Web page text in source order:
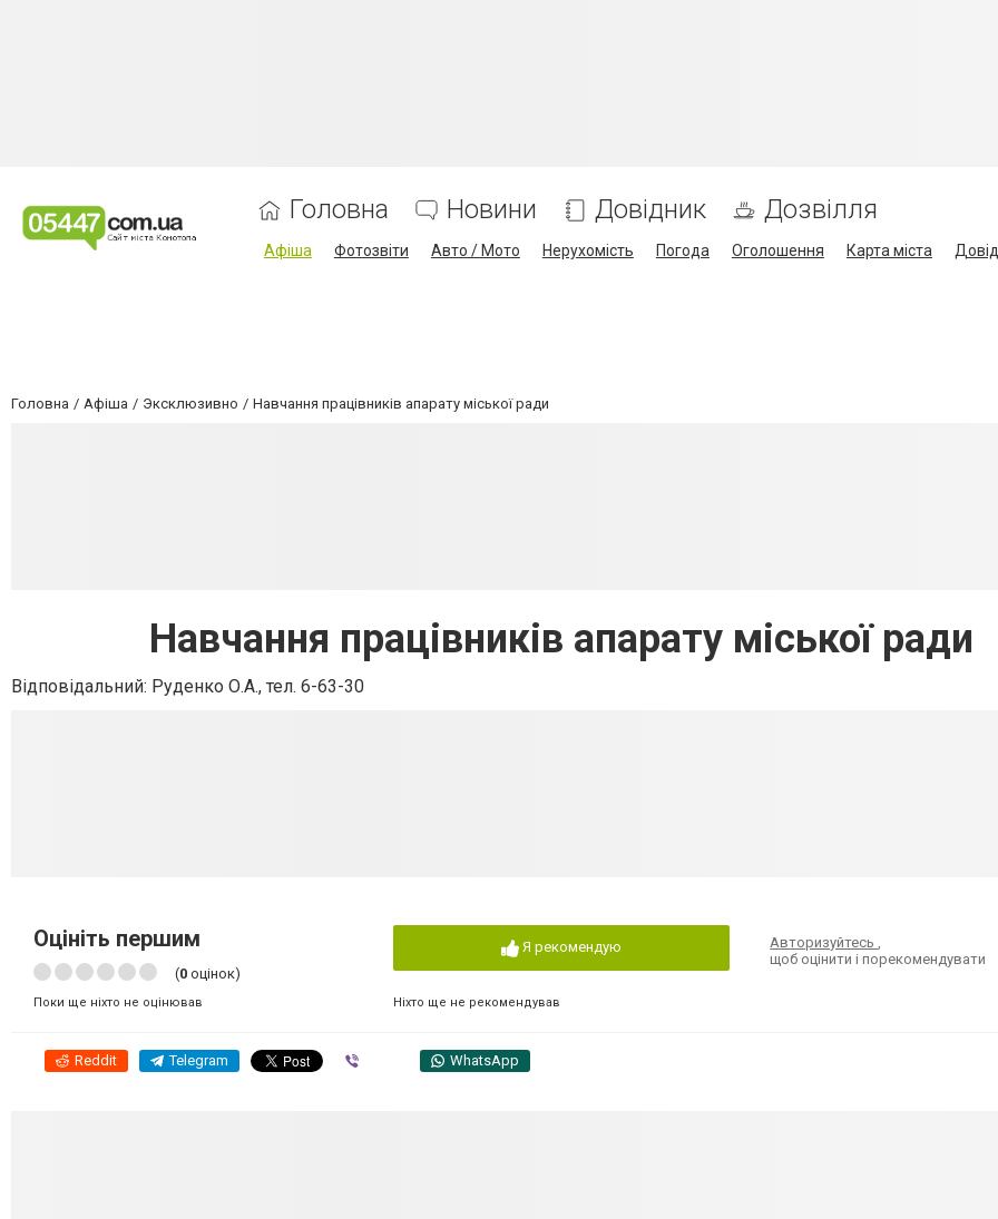
Головна Новини Довідник Дозвілля
Афіша Фотозвіти Авто / Мото Нерухомість Погода Оголошення Карта міста
Головна Афіша Эксклюзивно Навчання працівників апарату міської ради
Навчання працівників апарату міської ради
Відповідальний: Руденко О.А., тел. 6-63-30
Оцініть першим
(0 оцінок)
Поки ще ніхто не оцінював
Я рекомендую
Ніхто ще не рекомендував
Авторизуйтесь,
щоб оцінити і порекомендувати
Reddit Telegram WhatsApp